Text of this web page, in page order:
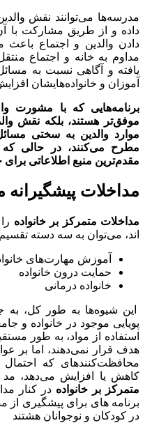
مدرسه‌ها می‌توانند نقش
داده و از طریق مشارکت با
دادن والدین و اجتماع باعث
مداوم به خانه و اجتماع
یافته و آگاهی نسبت به
آموزان و خانواده‌هایشان
برنامه‌هایی که با مشورت
موفق‌تر هستند، بلکه نقش
موارد والدین به سختی
مطرح می‌کنند، در حالی که
مقدم‌ترین منبع اطلاعاتی
مداخلات پیشگیرانه
مداخلات متمرکز بر خانوادهرا
اند، می‌توان به سه دسته
آموزش مهارت‌های
حمایت درون خانواده
خانواده درمانی
این شیوه‌ها به طور کل، به
پویایی موجود در خانواده و
استفاده از مواد، به طور
هدف قرار نمی‌دهند، اما بر
محافظت‌کننده­ای که احتمال
کاهش یا افزایش می‌دهد،
متمرکز بر خانواده در کنار
برنامه های برای پیشگیری
در کودکان و نوجوانان هشتند